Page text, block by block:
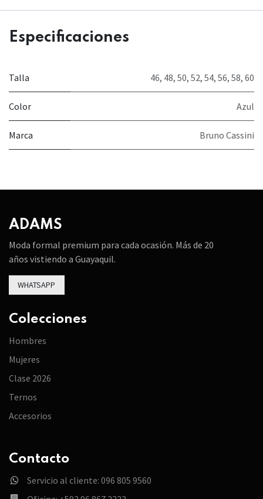
Especificaciones
Talla 46, 48, 50, 52, 54, 56, 58, 60
Color Azul
Marca Bruno Cassini
ADAMS
Moda formal premium para cada ocasión. Más de 20
años vistiendo a Guayaquil.
WHATSAPP
Colecciones
Hombres
Mujeres
Clase 2026
Ternos
Accesorios
Contacto
Servicio al cliente: 096 805 9560